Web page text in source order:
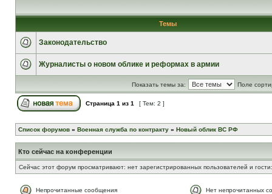
Темы
Законодательство
Журналисты о новом облике и реформах в армии
Показать темы за: Поле
Страница 1 из 1 [ Тем: 2 ]
Список форумов » Военная служба по контракту » Новый облик ВС РФ
Кто сейчас на конференции
Сейчас этот форум просматривают: нет зарегистрированных пользователей и
Непрочитанные сообщения Нет непрочитанных